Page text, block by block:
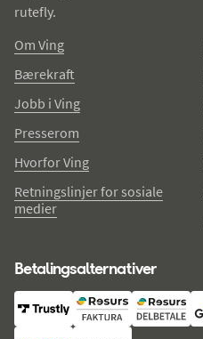
rutefly.
Om Ving
Bærekraft
Jobb i Ving
Presserom
Hvorfor Ving
Retningslinjer for sosiale
medier
Betalingsalternativer